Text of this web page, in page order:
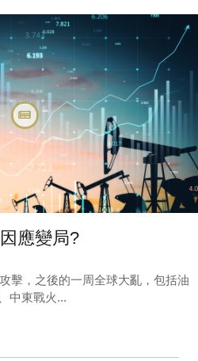
應變局?
擊，之後的一周全球大亂，包括油
中東戰火...